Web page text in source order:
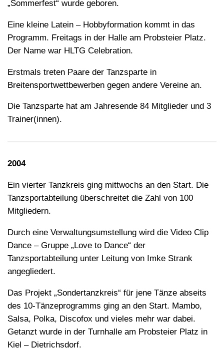
„Sommerfest“ wurde geboren.
Eine kleine Latein – Hobbyformation kommt in das
Programm. Freitags in der Halle am Probsteier Platz.
Der Name war HLTG Celebration.
Erstmals treten Paare der Tanzsparte in
Breitensportwettbewerben gegen andere Vereine an.
Die Tanzsparte hat am Jahresende 84 Mitglieder und 3
Trainer(innen).
2004
Ein vierter Tanzkreis ging mittwochs an den Start. Die
Tanzsportabteilung überschreitet die Zahl von 100
Mitgliedern.
Durch eine Verwaltungsumstellung wird die Video Clip
Dance – Gruppe „Love to Dance“ der
Tanzsportabteilung unter Leitung von Imke Strank
angegliedert.
Das Projekt „Sondertanzkreis“ für jene Tänze abseits
des 10-Tänzeprogramms ging an den Start. Mambo,
Salsa, Polka, Discofox und vieles mehr war dabei.
Getanzt wurde in der Turnhalle am Probsteier Platz in
Kiel – Dietrichsdorf.